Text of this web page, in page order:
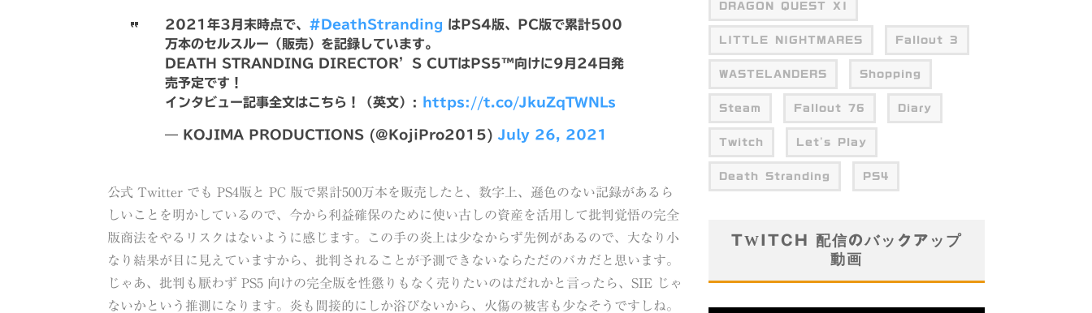
2021年3月末時点で、 #DeathStranding はPS4版、PC版で累計500
万本のセルスルー（販売）を記録しています。
DEATH STRANDING DIRECTOR’S CUTはPS5™向けに9月24日発
売予定です！
インタビュー記事全文はこちら！（英文）:
https://t.co/JkuZqTWNLs
— KOJIMA PRODUCTIONS (@KojiPro2015) July 26, 2021
公式 Twitter でも PS4版と PC 版で累計500万本を販売したと、数字上、遜色のない記録があるら
しいことを明かしているので、今から利益確保のために使い古しの資産を活用して批判覚悟の完全
版商法をやるリスクはないように感じます。この手の炎上は少なからず先例があるので、大なり小
なり結果が目に見えていますから、批判されることが予測できないならただのバカだと思います。
じゃあ、批判も厭わず PS5 向けの完全版を性懲りもなく売りたいのはだれかと言ったら、SIE じゃ
ないかという推測になります。炎も間接的にしか浴びないから、火傷の被害も少なそうですしね。
DRAGON QUEST XI
LITTLE NIGHTMARES Fallout 3
WASTELANDERS Shopping
Steam Fallout 76 Diary
Twitch Let's Play
Death Stranding PS4
TWITCH 配信のバックアップ
動画